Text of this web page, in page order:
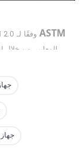
ASTM
المعايير. من خلال
الحمراء المتقدمة،